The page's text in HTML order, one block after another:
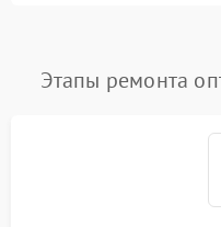
Этапы ремонта